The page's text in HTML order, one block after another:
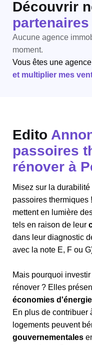
Découvrir
partenaires
Aucune agence
moment.
Vous êtes une
et multiplier mes
Edito
passoires
rénover à
Misez sur la
passoires thermiques
mettent en lumière
tels en raison de leur
dans leur diagnostic
avec la note E, F ou
Mais pourquoi
rénover ? Elles
économies d'énergie
En plus de contribuer
logements peuvent
gouvernementales